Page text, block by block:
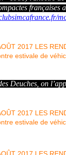
françaises
Deuches, on